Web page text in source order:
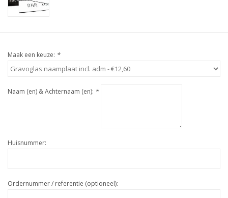
Maak een keuze: *
Naam (en) & Achternaam (en): *
Huisnummer:
Ordernummer / referentie (optioneel):